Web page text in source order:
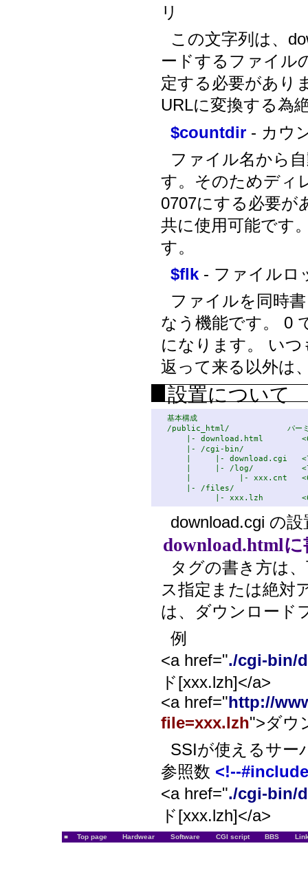
リ
この文字列は、
ードするファイル
定する必要があり
URLに変換する為
$countdir - カウ
ファイル名から
す。そのためディ
0707にする必要が
共に使用可能です
す。
$flk - ファイルロ
ファイルを同時
なう機能です。 0
になります。 い
返って来る以外は
設置について
基本構成
/public_html/            パーミ
|- download.html
    |- /cgi-bin/
|     |- download.cgi
|     |- /log/
|          |- xxx.cnt
    |- /files/
download.cgi の
download.html
タグの書き方は
ス指定または絶対
は、ダウンロード
例
<a href="./cgi-bin/
ド[xxx.lzh]</a>
<a href=" http://
file=xxx.lzh">ダウ
SSIが使えるサー
参照数 <!--
<a href="./cgi-bin/
ド[xxx.lzh]</a>
■ Top page Hardwear Software CGI script BBS